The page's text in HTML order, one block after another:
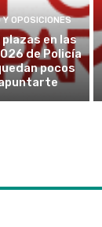
Y OPOSICIONES
en las
de Policía
pocos